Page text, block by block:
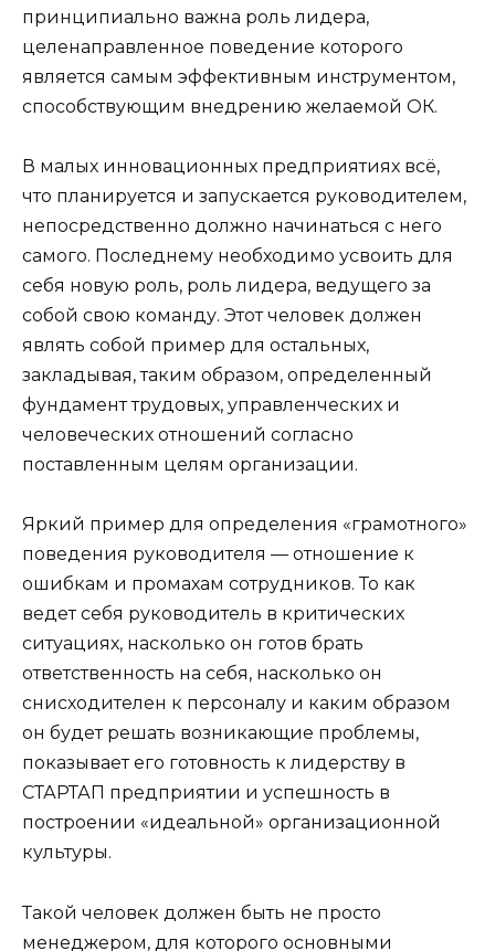
принципиально важна роль лидера,
целенаправленное поведение которого
является самым эффективным инструментом,
способствующим внедрению желаемой ОК.
В малых инновационных предприятиях всё,
что планируется и запускается руководителем,
непосредственно должно начинаться с него
самого. Последнему необходимо усвоить для
себя новую роль, роль лидера, ведущего за
собой свою команду. Этот человек должен
являть собой пример для остальных,
закладывая, таким образом, определенный
фундамент трудовых, управленческих и
человеческих отношений согласно
поставленным целям организации.
Яркий пример для определения «грамотного»
поведения руководителя — отношение к
ошибкам и промахам сотрудников. То как
ведет себя руководитель в критических
ситуациях, насколько он готов брать
ответственность на себя, насколько он
снисходителен к персоналу и каким образом
он будет решать возникающие проблемы,
показывает его готовность к лидерству в
СТАРТАП предприятии и успешность в
построении «идеальной» организационной
культуры.
Такой человек должен быть не просто
менеджером, для которого основными